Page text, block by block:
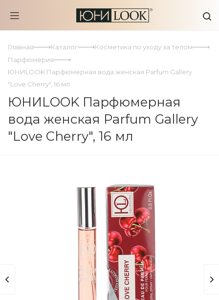
Главная Каталог
Косметика по уходу за телом
Парфюмерия
ЮНИLOOK Парфюмерная вода женская Parfum Gallery
"Love Cherry", 16 мл
ЮНИLOOK Парфюмерная
вода женская Parfum Gallery
"Love Cherry", 16 мл